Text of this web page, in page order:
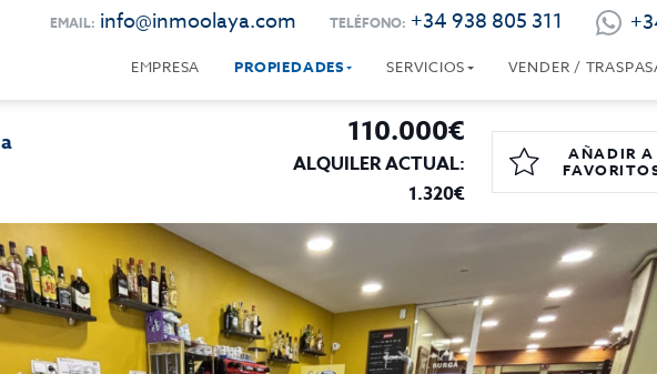
EMAIL: info@inmoolaya.com TELÉFONO: +34 938 805 311
EMPRESA PROPIEDADES SERVICIOS VENDER /
110.000€
ALQUILER ACTUAL:
1.320€
AÑADIR A